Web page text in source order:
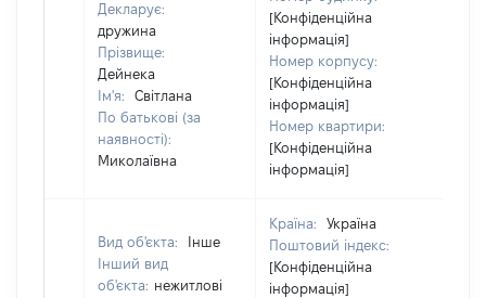
Декларує:
дружина
Прізвище:
Дейнека
Ім'я:
Світлана
По батькові (за
наявності):
Миколаївна
[Конфіденційна
інформація]
Номер корпусу:
[Конфіденційна
інформація]
Номер квартири:
[Конфіденційна
інформація]
Вид об'єкта:
Інше
Інший вид
об'єкта: нежитлові
Країна:
Україна
Поштовий індекс:
[Конфіденційна
інформація]